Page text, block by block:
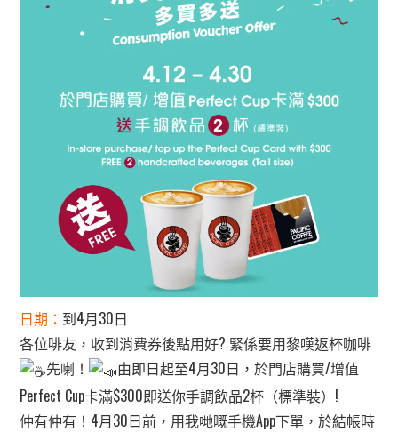
日期： 到4月30日
各位啡友，收到消費券後點用好? 緊係要用黎嘆返杯咖啡
先喇！
由即日起至4月30日，於門店購買/增值
Perfect Cup卡滿$300即送你手調飲品2杯（標準裝）!
仲有仲有！4月30日前，用我哋嘅手機App下單，於結帳時